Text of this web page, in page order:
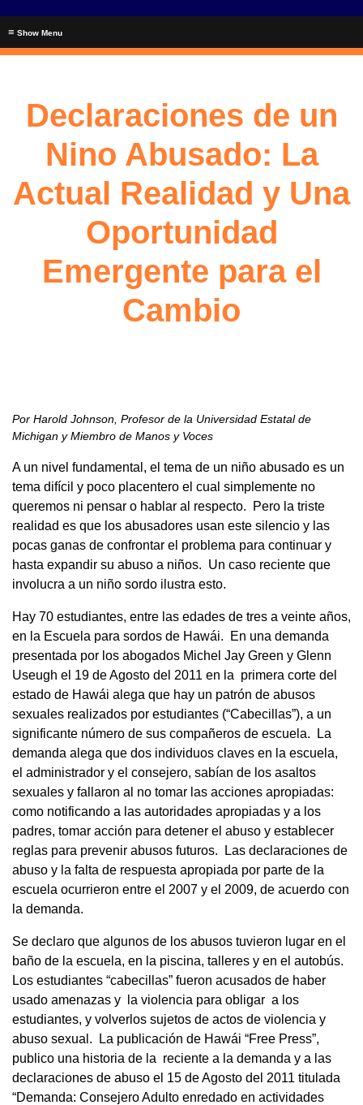
≡
Declaraciones de un
Nino Abusado: La
Actual Realidad y Una
Oportunidad
Emergente para el
Cambio
Por Harold Johnson, Profesor de la Universidad Estatal de
Michigan y Miembro de Manos y Voces
A un nivel fundamental, el tema de un niño abusado es un
tema difícil y poco placentero el cual simplemente no
queremos ni pensar o hablar al respecto. Pero la triste
realidad es que los abusadores usan este silencio y las
pocas ganas de confrontar el problema para continuar y
hasta expandir su abuso a niños. Un caso reciente que
involucra a un niño sordo ilustra esto.
Hay 70 estudiantes, entre las edades de tres a veinte años,
en la Escuela para sordos de Hawái. En una demanda
presentada por los abogados Michel Jay Green y Glenn
Useugh el 19 de Agosto del 2011 en la primera corte del
estado de Hawái alega que hay un patrón de abusos
sexuales realizados por estudiantes (“Cabecillas”), a un
significante número de sus compañeros de escuela. La
demanda alega que dos individuos claves en la escuela,
el administrador y el consejero, sabían de los asaltos
sexuales y fallaron al no tomar las acciones apropiadas:
como notificando a las autoridades apropiadas y a los
padres, tomar acción para detener el abuso y establecer
reglas para prevenir abusos futuros. Las declaraciones de
abuso y la falta de respuesta apropiada por parte de la
escuela ocurrieron entre el 2007 y el 2009, de acuerdo con
la demanda.
Se declaro que algunos de los abusos tuvieron lugar en el
baño de la escuela, en la piscina, talleres y en el autobús.
Los estudiantes “cabecillas” fueron acusados de haber
usado amenazas y la violencia para obligar a los
estudiantes, y volverlos sujetos de actos de violencia y
abuso sexual. La publicación de Hawái “Free Press”,
publico una historia de la reciente a la demanda y a las
declaraciones de abuso el 15 de Agosto del 2011 titulada
“Demanda: Consejero Adulto enredado en actividades